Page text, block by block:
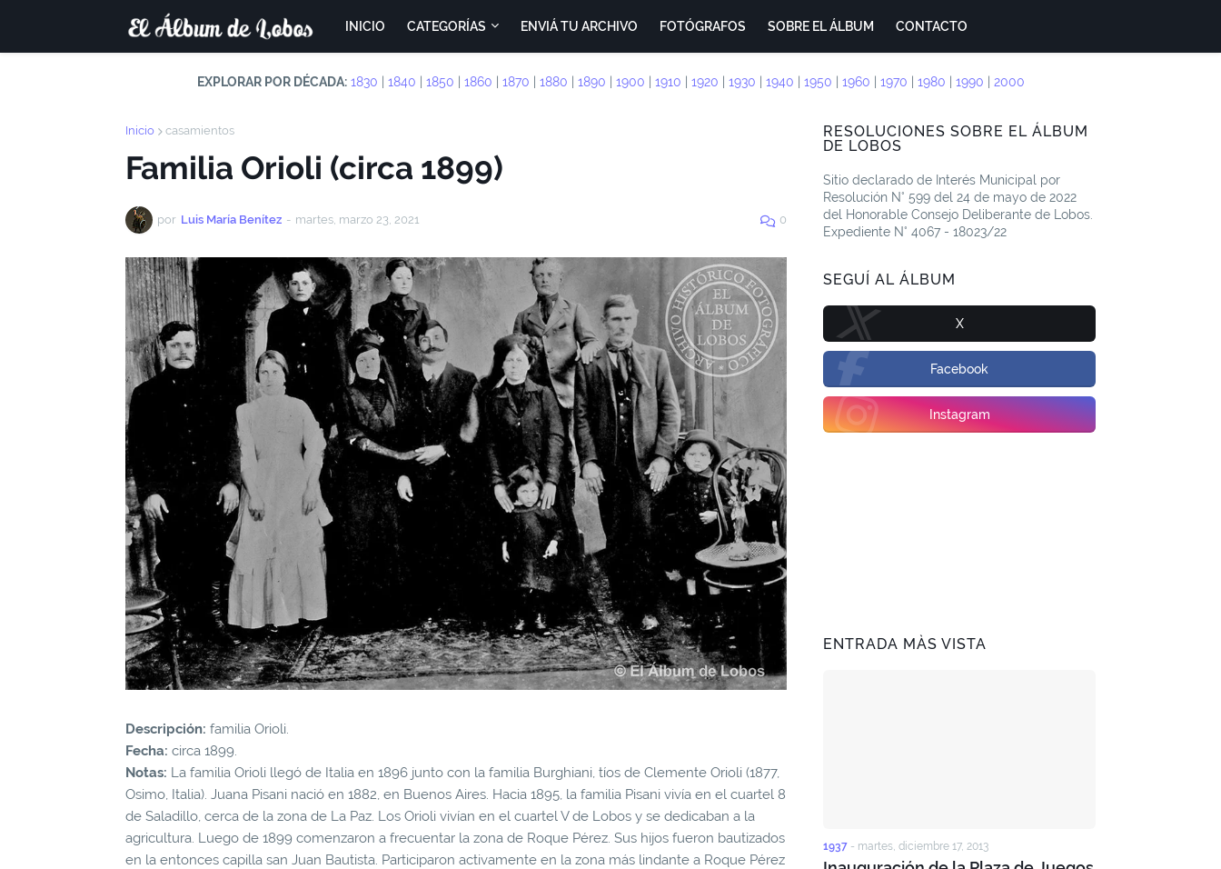
INICIO CATEGORÍAS ENVIÁ TU ARCHIVO FOTÓGRAFOS SOBRE EL ÁLBUM CONTACTO
EXPLORAR POR DÉCADA: 1830 1840 1850 1860 1870 1880 1890 1900 1910 1920 1930 1940 1950 1960 1970 1980 1990 2000
Inicio casamientos
Familia Orioli (circa 1899)
por Luis María Benítez - martes, marzo 23, 2021 0
Descripción: familia Orioli.
Fecha: circa 1899.
Notas: La familia Orioli llegó de Italia en 1896 junto con la familia Burghiani, tíos de Clemente Orioli (1877,
Osimo, Italia). Juana Pisani nació en 1882, en Buenos Aires. Hacia 1895, la familia Pisani vivía en el cuartel 8
de Saladillo, cerca de la zona de La Paz. Los Orioli vivían en el cuartel V de Lobos y se dedicaban a la
agricultura. Luego de 1899 comenzaron a frecuentar la zona de Roque Pérez. Sus hijos fueron bautizados
en la entonces capilla san Juan Bautista. Participaron activamente en la zona más lindante a Roque Pérez
RESOLUCIONES SOBRE EL ÁLBUM
DE LOBOS
Sitio declarado de Interés Municipal por
Resolución N° 599 del 24 de mayo de 2022
del Honorable Consejo Deliberante de Lobos.
Expediente N° 4067 - 18023/22
SEGUÍ AL ÁLBUM
X
Facebook
Instagram
ENTRADA MÀS VISTA
1937 - martes, diciembre 17, 2013